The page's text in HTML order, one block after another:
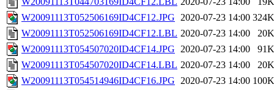
W20091113T052506169ID4CF12.JPG 2020-07-23 14:00 324K
W20091113T052506169ID4CF12.LBL 2020-07-23 14:00
20K
W20091113T054507020ID4CF14.JPG 2020-07-23 14:00
91K
W20091113T054507020ID4CF14.LBL 2020-07-23 14:00
20K
W20091113T054514946ID4CF16.JPG 2020-07-23 14:00 100K